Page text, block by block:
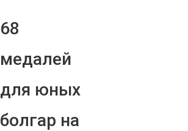
68
медалей
для юных
болгар на